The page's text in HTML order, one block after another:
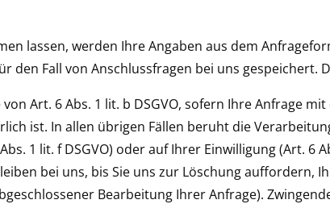
lassen, werden Ihre Angaben aus dem
den Fall von Anschlussfragen bei uns gespeichert.
Art. 6 Abs. 1 lit. b DSGVO, sofern Ihre Anfrage
ist. In allen übrigen Fällen beruht die
1 lit. f DSGVO) oder auf Ihrer Einwilligung (Art. 6
bei uns, bis Sie uns zur Löschung auffordern,
Bearbeitung Ihrer Anfrage).